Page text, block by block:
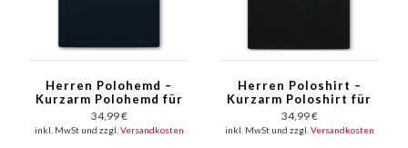
Herren Polohemd –
Kurzarm Polohemd für
Herren – Slim Fit –
A150 – Dunkelblau
34,99 €
inkl. MwSt und zzgl. Versandkosten
Herren Poloshirt –
Kurzarm Poloshirt für
Herren – Slim Fit
Poloshirt für Herren –
A150 – Schwarz
34,99 €
inkl. MwSt und zzgl. Versandkosten